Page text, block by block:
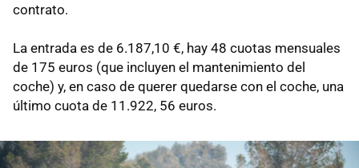
contrato.
La entrada es de 6.187,10 €, hay 48 cuotas mensuales
de 175 euros (que incluyen el mantenimiento del
coche) y, en caso de querer quedarse con el coche, una
último cuota de 11.922, 56 euros.